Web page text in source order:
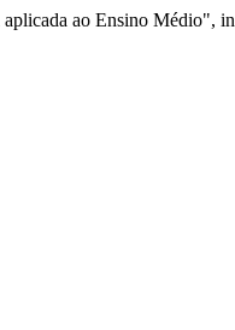
ao Ensino Médio", in